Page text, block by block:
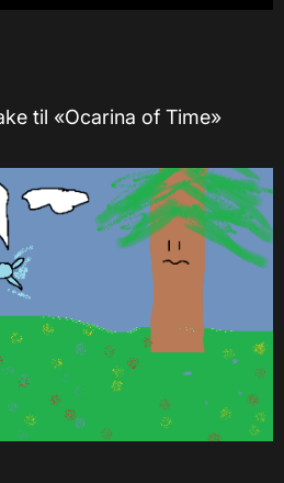
til «Ocarina of Time»